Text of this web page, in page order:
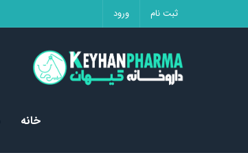
ورود ثبت نام
خانه